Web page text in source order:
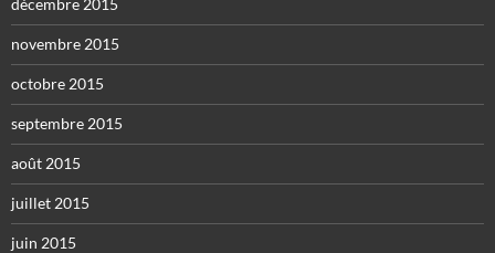
novembre 2015
octobre 2015
septembre 2015
août 2015
juillet 2015
juin 2015